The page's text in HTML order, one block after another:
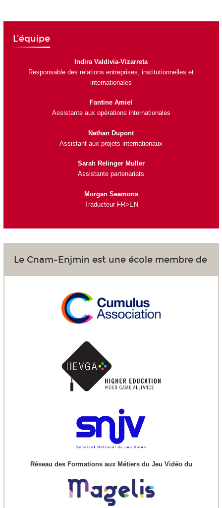
L'équipe
Indira Valdivia-Vizarreta
Responsable des relations entreprises, institutionnelles et
internationales
Fantine Amiel
Assistante aux opérations internationales
Nathan Dupont
Assistant aux projets internationaux
Sarah Relinger Muller
Assistante partenariats
Morgan Seamons
Traducteur FR>EN
Le Cnam-Enjmin est une école membre de
Réseau des Formations aux Métiers du Jeu Vidéo du